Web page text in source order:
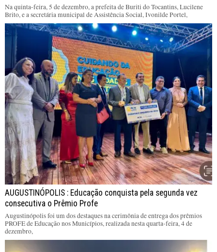
Na quinta-feira, 5 de dezembro, a prefeita de Buriti do Tocantins, Lucilene
Brito, e a secretária municipal de Assistência Social, Ivonilde Portel,
AUGUSTINÓPOLIS : Educação conquista pela segunda vez
consecutiva o Prêmio Profe
Augustinópolis foi um dos destaques na cerimônia de entrega dos prêmios
PROFE de Educação nos Municípios, realizada nesta quarta-feira, 4 de
dezembro,